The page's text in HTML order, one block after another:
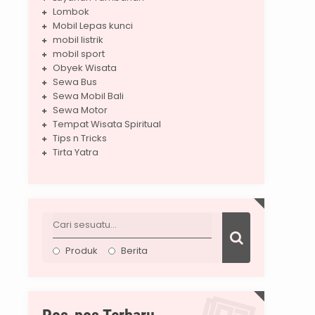
Lombok
Mobil Lepas kunci
mobil listrik
mobil sport
Obyek Wisata
Sewa Bus
Sewa Mobil Bali
Sewa Motor
Tempat Wisata Spiritual
Tips n Tricks
Tirta Yatra
Produk Berita